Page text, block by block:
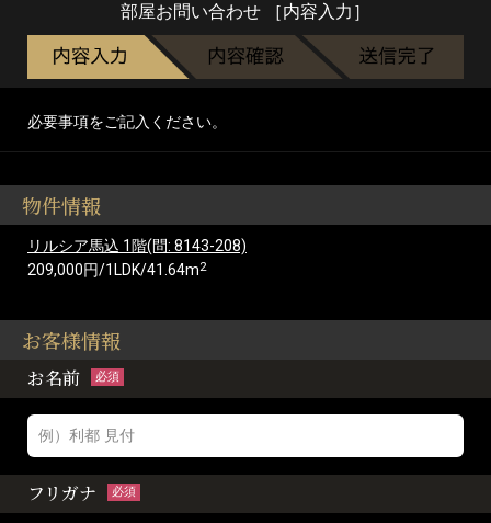
部屋お問い合わせ ［内容入力］
必要事項をご記入ください。
物件情報
リルシア馬込 1階(問: 8143-208)
209,000円/1LDK/41.64m2
お客様情報
お名前 必須
フリガナ 必須